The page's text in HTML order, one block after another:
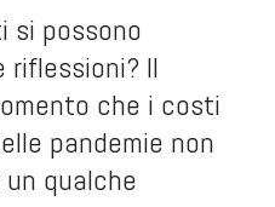
si possono
riflessioni? Il
che i costi
pandemie non
qualche